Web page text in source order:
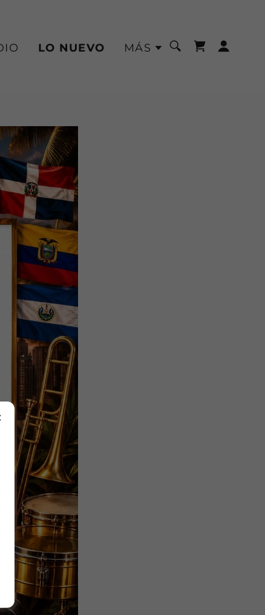
LO NUEVO MÁS